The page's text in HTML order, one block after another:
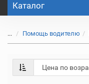
Каталог
... Помощь водителю